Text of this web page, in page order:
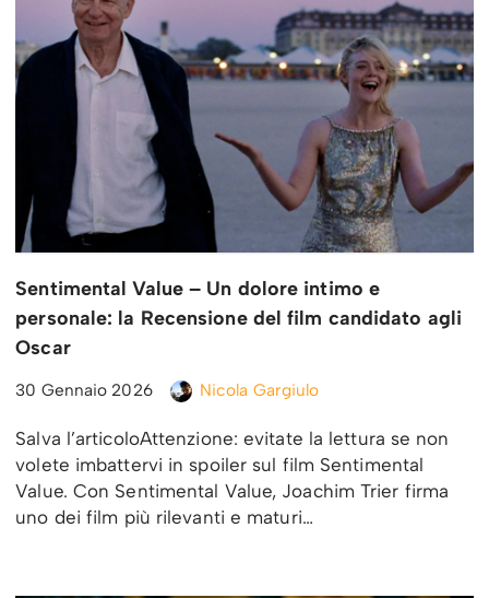
Sentimental Value – Un dolore intimo e
personale: la Recensione del film candidato agli
Oscar
30 Gennaio 2026 Nicola Gargiulo
Salva l’articoloAttenzione: evitate la lettura se non
volete imbattervi in spoiler sul film Sentimental
Value. Con Sentimental Value, Joachim Trier firma
uno dei film più rilevanti e maturi…